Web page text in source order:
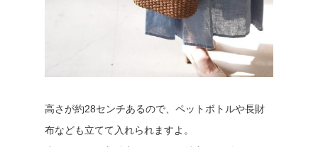
高さが約28センチあるので、ペットボトルや長財
布なども立てて入れられますよ。